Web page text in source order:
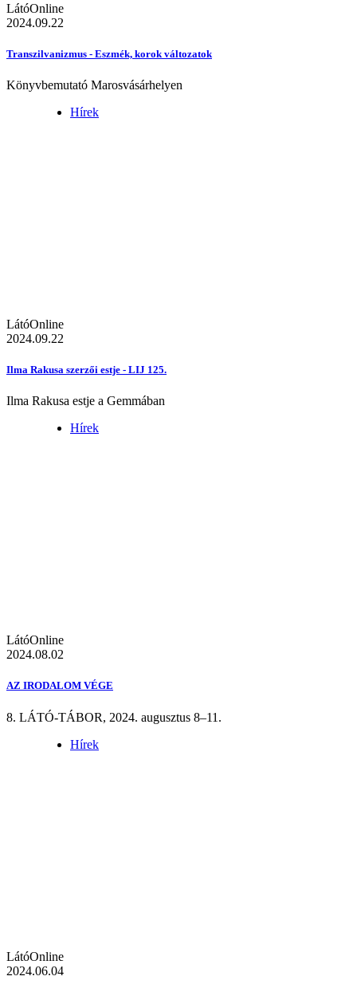
LátóOnline
2024.09.22
Transzilvanizmus - Eszmék, korok változatok
Könyvbemutató Marosvásárhelyen
Hírek
LátóOnline
2024.09.22
Ilma Rakusa szerzői estje - LIJ 125.
Ilma Rakusa estje a Gemmában
Hírek
LátóOnline
2024.08.02
AZ IRODALOM VÉGE
8. LÁTÓ-TÁBOR, 2024. augusztus 8–11.
Hírek
LátóOnline
2024.06.04